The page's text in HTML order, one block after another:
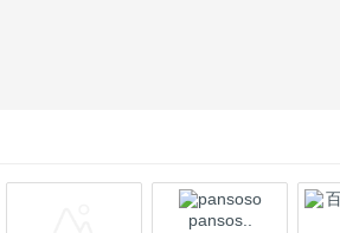
pansos..